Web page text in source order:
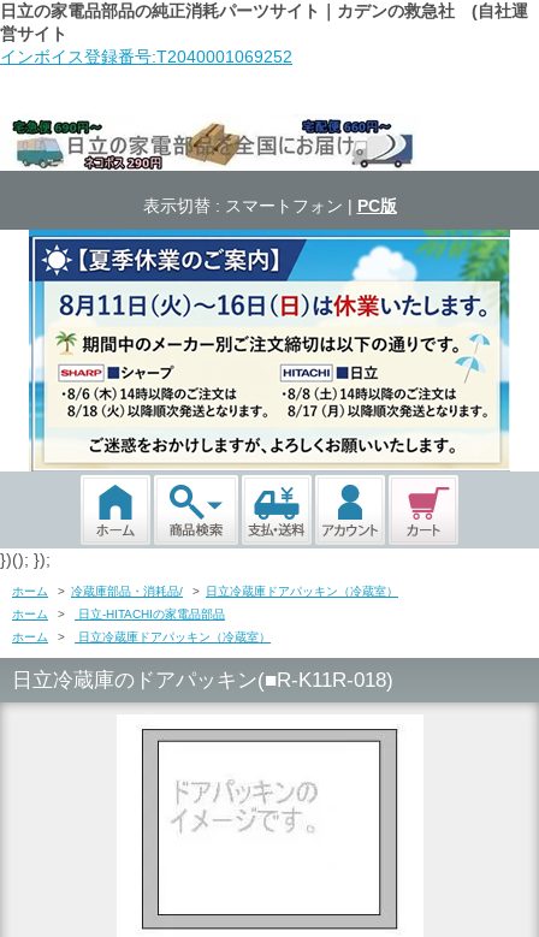
日立の家電品部品の純正消耗パーツサイト｜カデンの救急社 (自社運
営サイト
インボイス登録番号:T2040001069252
表示切替 : スマートフォン | PC版
})(); });
ホーム > 冷蔵庫部品・消耗品/ > 日立冷蔵庫ドアパッキン（冷蔵室）
ホーム
>
日立-HITACHIの家電品部品
ホーム
> 日立冷蔵庫ドアパッキン（冷蔵室）
日立冷蔵庫のドアパッキン(■R-K11R-018)